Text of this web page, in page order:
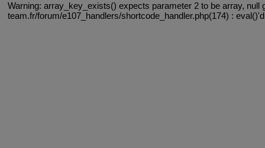
Warning: array_key_exists() expects parameter 2 to be array, null
team.fr/forum/e107_handlers/shortcode_handler.php(174) :